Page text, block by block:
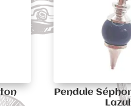
Pendule